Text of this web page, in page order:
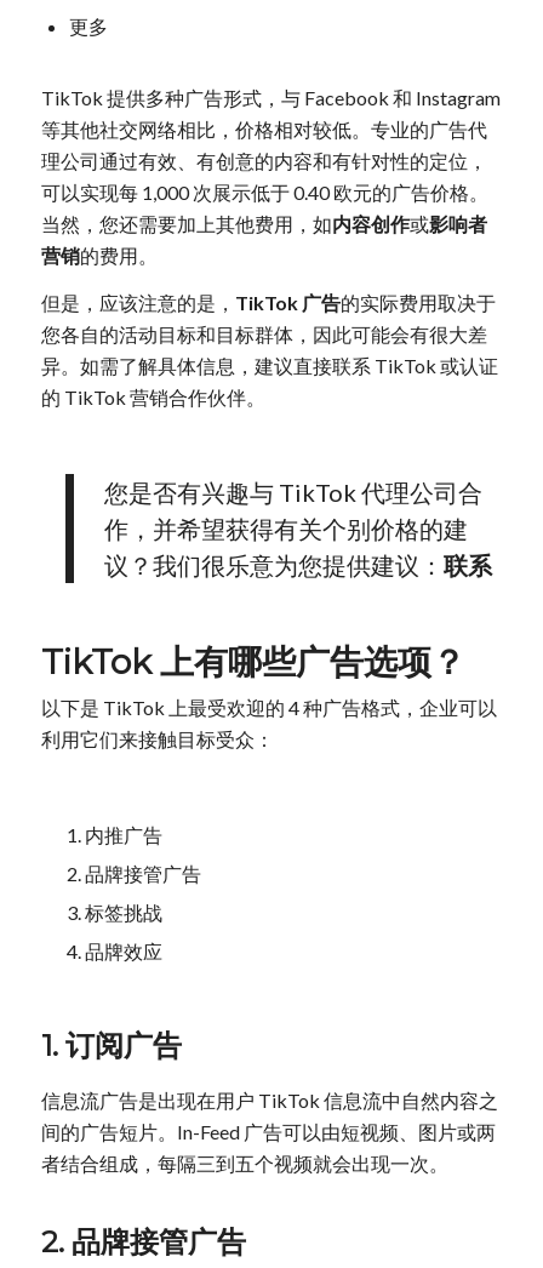
更多
TikTok 提供多种广告形式，与 Facebook 和 Instagram
等其他社交网络相比，价格相对较低。专业的广告代
理公司通过有效、有创意的内容和有针对性的定位，
可以实现每 1,000 次展示低于 0.40 欧元的广告价格。
当然，您还需要加上其他费用，如内容创作或影响者
营销的费用。
但是，应该注意的是， TikTok 广告的实际费用取决于
您各自的活动目标和目标群体，因此可能会有很大差
异。如需了解具体信息，建议直接联系 TikTok 或认证
的 TikTok 营销合作伙伴。
您是否有兴趣与 TikTok 代理公司合
作，并希望获得有关个别价格的建
议？我们很乐意为您提供建议： 联系
TikTok 上有哪些广告选项？
以下是 TikTok 上最受欢迎的 4 种广告格式，企业可以
利用它们来接触目标受众：
内推广告
品牌接管广告
标签挑战
品牌效应
1. 订阅广告
信息流广告是出现在用户 TikTok 信息流中自然内容之
间的广告短片。In-Feed 广告可以由短视频、图片或两
者结合组成，每隔三到五个视频就会出现一次。
2. 品牌接管广告